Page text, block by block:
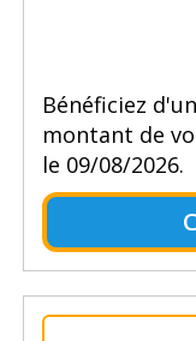
Bénéficiez
montant de
le 09/08/2026.